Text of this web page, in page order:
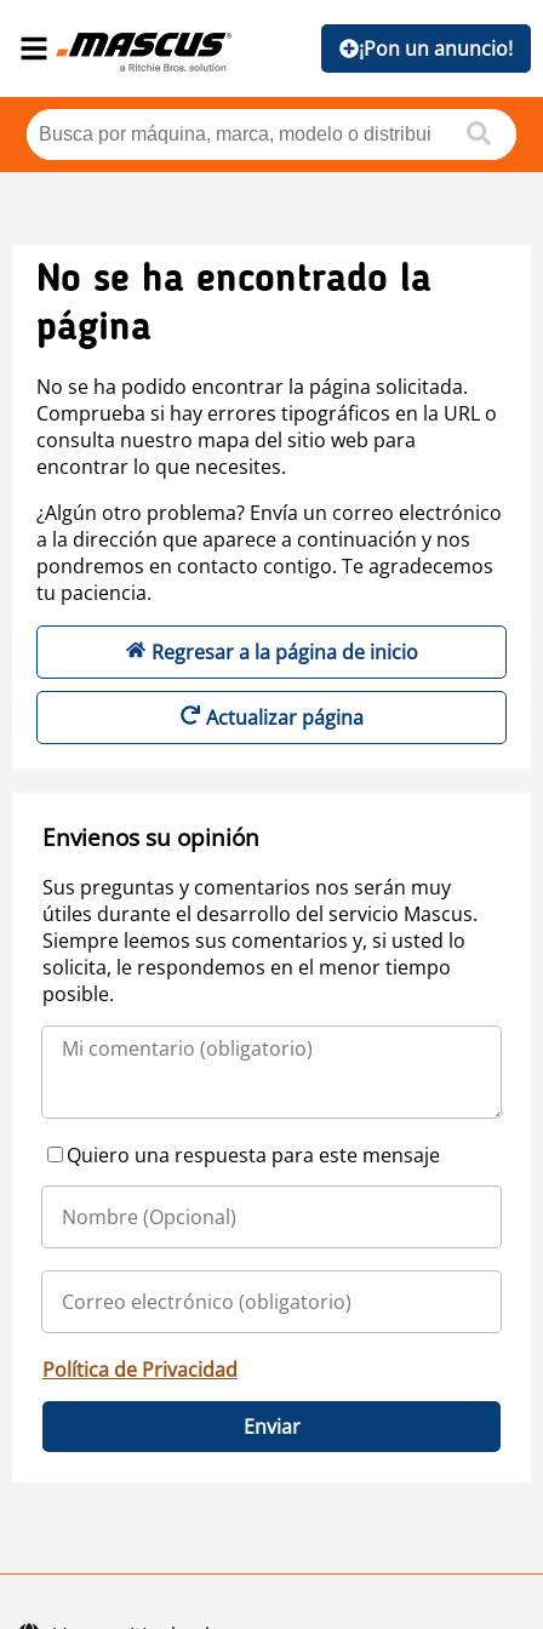
¡Pon un anuncio!
No se ha encontrado la
página
No se ha podido encontrar la página solicitada.
Comprueba si hay errores tipográficos en la URL o
consulta nuestro mapa del sitio web para
encontrar lo que necesites.
¿Algún otro problema? Envía un correo electrónico
a la dirección que aparece a continuación y nos
pondremos en contacto contigo. Te agradecemos
tu paciencia.
Regresar a la página de inicio
Actualizar página
Envienos su opinión
Sus preguntas y comentarios nos serán muy
útiles durante el desarrollo del servicio Mascus.
Siempre leemos sus comentarios y, si usted lo
solicita, le respondemos en el menor tiempo
posible.
Quiero una respuesta para este mensaje
Política de Privacidad
Enviar